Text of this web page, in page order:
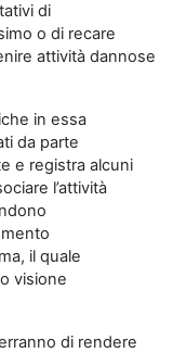
di
o di recare
attività dannose
in essa
da parte
e registra alcuni
l’attività
il quale
visione
di rendere